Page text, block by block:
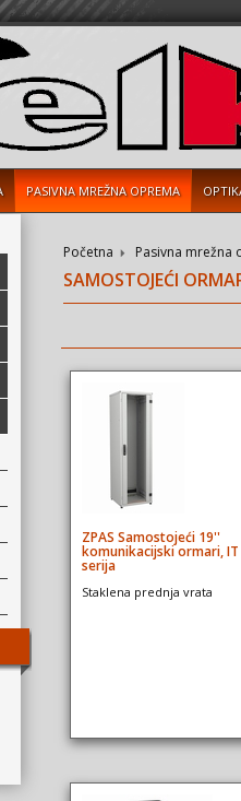
PASIVNA MREŽNA OPREMA
Početna Pasivna mrežna
SAMOSTOJEĆI
ZPAS Samostojeći 19''
komunikacijski ormari, IT
serija
Staklena prednja vrata